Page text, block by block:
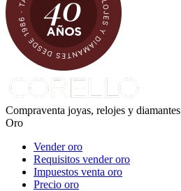
Compraventa joyas, relojes y diamantes
Oro
Vender oro
Requisitos vender oro
Impuestos venta oro
Precio oro